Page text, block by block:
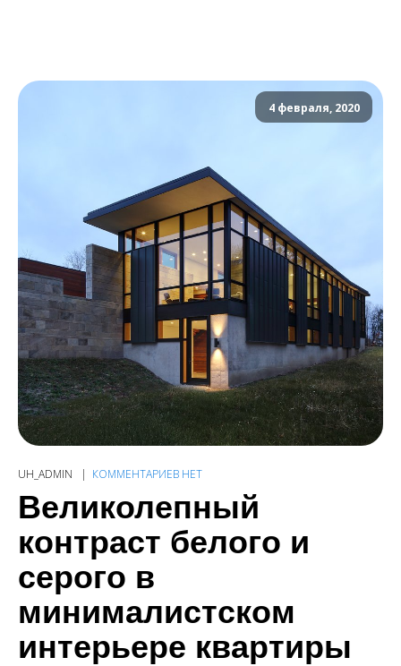
4 февраля, 2020
UH_ADMIN КОММЕНТАРИЕВ НЕТ
Великолепный
контраст белого и
серого в
минималистском
интерьере квартиры